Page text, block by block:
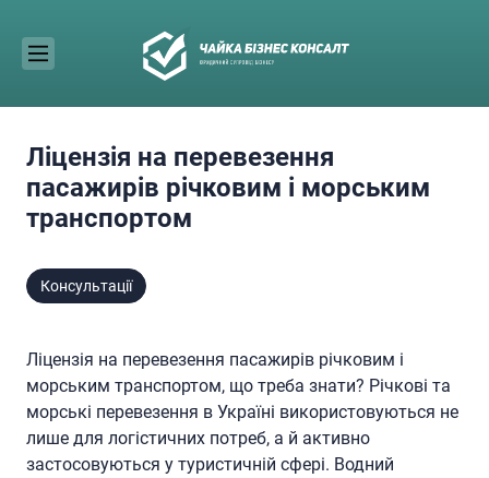
content
Ліцензія на перевезення
пасажирів річковим і морським
транспортом
Консультації
Ліцензія на перевезення пасажирів річковим і
морським транспортом, що треба знати? Річкові та
морські перевезення в Україні використовуються не
лише для логістичних потреб, а й активно
застосовуються у туристичній сфері. Водний